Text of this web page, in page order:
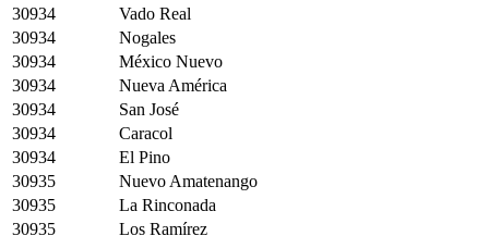
30934
Vado Real
30934
Nogales
30934
México Nuevo
30934
Nueva América
30934
San José
30934
Caracol
30934
El Pino
30935
Nuevo Amatenango
30935
La Rinconada
30935
Los Ramírez